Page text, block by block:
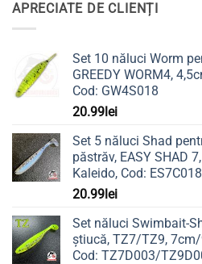
APRECIATE DE CLIENȚI
Set 10 năluci Worm
GREEDY WORM4,
Cod: GW4S018
20.99lei
Set 5 năluci Shad
păstrăv, EASY SHAD
Kaleido, Cod: ES7C018
20.99lei
Set năluci Swimbait-
știucă, TZ7/TZ9, 7cm/
Cod: TZ7D003/